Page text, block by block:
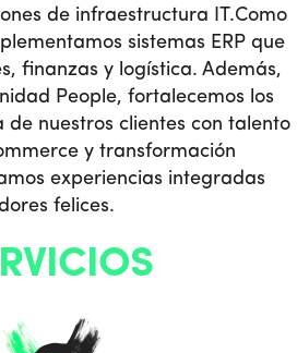
de infraestructura IT.Como
sistemas ERP que
finanzas y logística. Además,
People, fortalecemos los
de nuestros clientes con talento
y transformación
experiencias integradas
felices.